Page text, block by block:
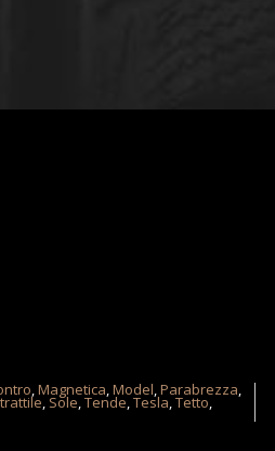
,Magnetica,Model,Parabrezza,
, Sole,Tende,Tesla,Tetto,